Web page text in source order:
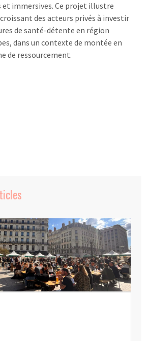
immersives. Ce projet illustre
des acteurs privés à investir
de santé-détente en région
dans un contexte de montée en
de ressourcement.